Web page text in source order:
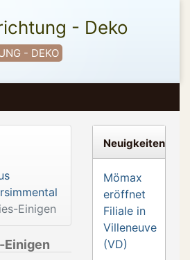
- Deko
- DEKO
Einigen
Einigen
Neuigkeiten
Mömax
eröffnet
Filiale in
Villeneuve
(VD)